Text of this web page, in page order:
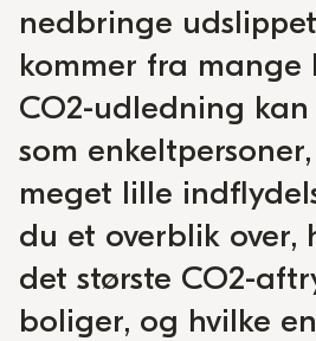
nedbringe
kommer fra mange
CO2-udledning
som
meget lille
du et overblik over,
det største CO2-
boliger, og hvilke